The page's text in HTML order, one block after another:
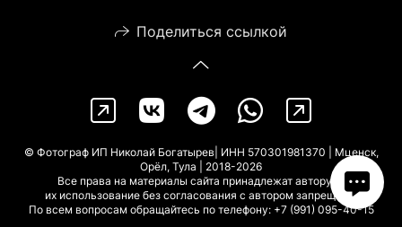
Поделиться ссылкой
© Фотограф ИП Николай Богатырев| ИНН 570301981370 | Мценск,
Орёл, Тула | 2018-2026
Все права на материалы сайта принадлежат автору —
их использование без согласования с автором запрещено.
По всем вопросам обращайтесь по телефону: +7 (991) 095-40-15